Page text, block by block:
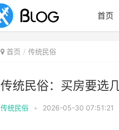
首页
首页 传统民俗
传统民俗：买房要选
传统民俗 • 2026-05-30 07:51:21